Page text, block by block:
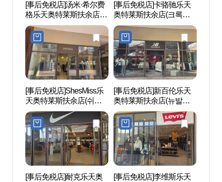
[事后免税店]汤米·希尔费
格乐天奥特莱斯扶余店
(타미힐피거 롯데아울렛
부여점)
[事后免税店]卡骆驰乐天
奥特莱斯扶余店(크록스
롯데아울렛 부여점)
[事后免税店]ShesMiss乐
天奥特莱斯扶余店(쉬즈
미스 롯데아울렛 부여점)
[事后免税店]新百伦乐天
奥特莱斯扶余店(뉴발란
스 롯데아울렛 부여점)
[事后免税店]耐克乐天奥
[事后免税店]李维斯乐天